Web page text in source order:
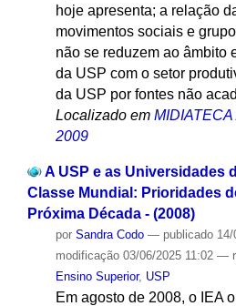
hoje apresenta; a relação
movimentos sociais e
não se reduzem ao âmbito
da USP com o setor
da USP por fontes não
Localizado em MIDIATECA
2009
A USP e as Universidades
Classe Mundial: Prioridades
Próxima Década - (2008)
por Sandra Codo — publicado14/
modificação03/06/2025 11:02 —
Ensino Superior, USP
Em agosto de 2008, o IEA